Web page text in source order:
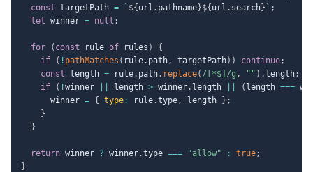
const targetPath = ` ${ url . pathname}${ url . search} ` ;
let winner = null ;
for ( const rule of rules )
{
if
( ! pathMatches ( rule. path, targetPath) ) continue;
const length = rule. path. replace( / [*$] /g , "" ) . length;
if
( !winner length > winner. length ( length ===
      winner
= { type : rule.type, length } ;
}
}
return winner ? winner.type === "allow" : true;
}